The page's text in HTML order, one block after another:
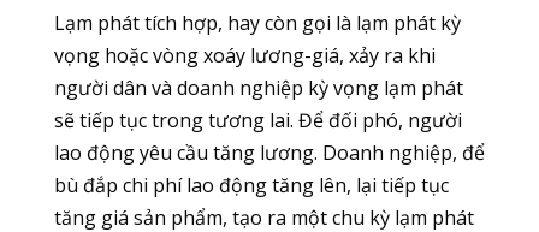
Lạm phát tích hợp, hay còn gọi là lạm phát kỳ
vọng hoặc vòng xoáy lương-giá, xảy ra khi
người dân và doanh nghiệp kỳ vọng lạm phát
sẽ tiếp tục trong tương lai. Để đối phó, người
lao động yêu cầu tăng lương. Doanh nghiệp, để
bù đắp chi phí lao động tăng lên, lại tiếp tục
tăng giá sản phẩm, tạo ra một chu kỳ lạm phát